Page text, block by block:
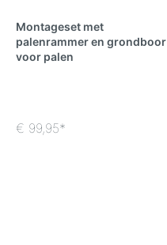
Montageset met
palenrammer en grondboor
voor palen
€ 99,95*